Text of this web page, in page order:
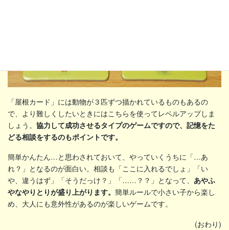
「屋根カード」には動物が３匹ずつ描かれているものもあるの
で、より難しくしたいときにはこちらを使ってレベルアップしま
しょう。 協力して成功させるタイプのゲームですので、記憶をた
どる相談をするのもポイントです。
簡単かんたん…と思わされておいて、やっていくうちに「…あ
れ？」となるのが面白い。相談も「ここに入れるでしょ」「い
や、違うはず」「そうだっけ？」「……？？」となって、 あやふ
やなやりとりが盛り上がります。 簡単ルールで小さい子から楽し
め、大人にも意外性があるのが楽しいゲームです。
(おわり)